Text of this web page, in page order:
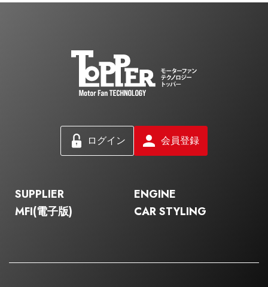
ログイン 会員登録
SUPPLIER
ENGINE
MFI(電子版)
CAR STYLING